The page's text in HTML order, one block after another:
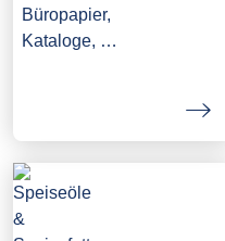
Büropapier,
Kataloge, …